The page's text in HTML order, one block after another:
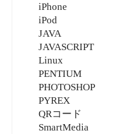
iPhone
iPod
JAVA
JAVASCRIPT
Linux
PENTIUM
PHOTOSHOP
PYREX
QRコード
SmartMedia